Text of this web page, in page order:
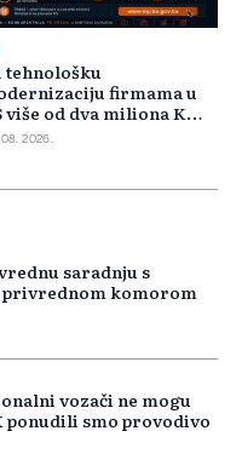
tehnološku
firmama u
više od dva miliona KM,
135 prijava
2026.
saradnju s
komorom
vozači ne mogu
ponudili smo provodivo